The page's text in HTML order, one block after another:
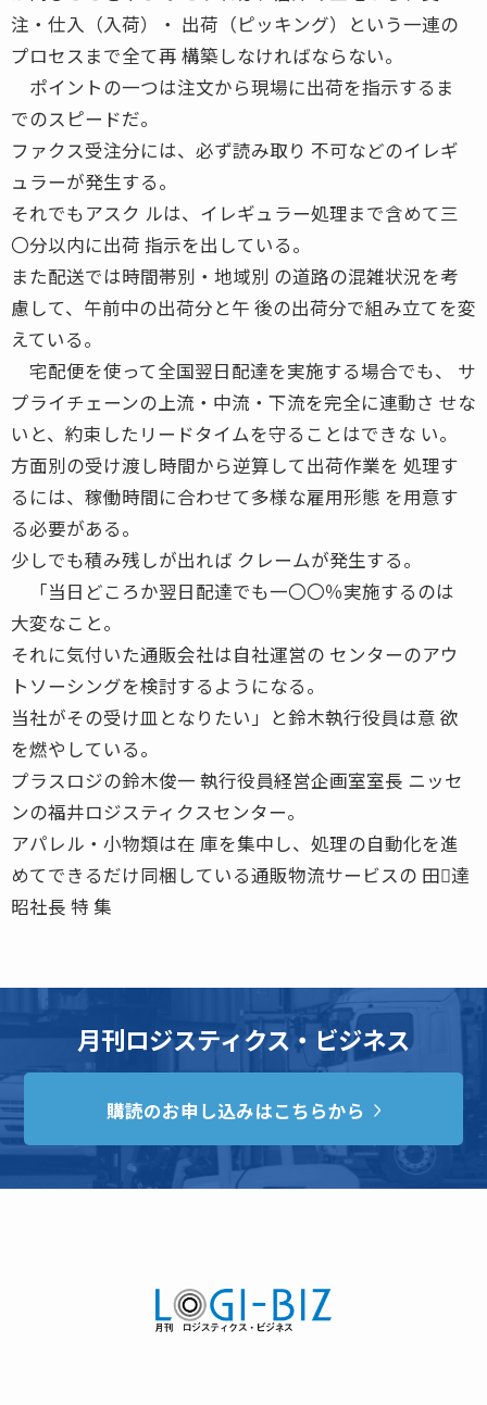
注・仕入（入荷）・ 出荷（ピッキング）という一連の
プロセスまで全て再 構築しなければならない。
ポイントの一つは注文から現場に出荷を指示するま
でのスピードだ。
ファクス受注分には、必ず読み取り 不可などのイレギ
ュラーが発生する。
それでもアスク ルは、イレギュラー処理まで含めて三
〇分以内に出荷 指示を出している。
また配送では時間帯別・地域別 の道路の混雑状況を考
慮して、午前中の出荷分と午 後の出荷分で組み立てを変
えている。
宅配便を使って全国翌日配達を実施する場合でも、 サ
プライチェーンの上流・中流・下流を完全に連動さ せな
いと、約束したリードタイムを守ることはできな い。
方面別の受け渡し時間から逆算して出荷作業を 処理す
るには、稼働時間に合わせて多様な雇用形態 を用意す
る必要がある。
少しでも積み残しが出れば クレームが発生する。
「当日どころか翌日配達でも一〇〇％実施するのは
大変なこと。
それに気付いた通販会社は自社運営の センターのアウ
トソーシングを検討するようになる。
当社がその受け皿となりたい」と鈴木執行役員は意 欲
を燃やしている。
プラスロジの鈴木俊一 執行役員経営企画室室長 ニッセ
ンの福井ロジスティクスセンター。
アパレル・小物類は在 庫を集中し、処理の自動化を進
めてできるだけ同梱している通販物流サービスの 田達
昭社長 特 集
月刊ロジスティクス・ビジネス
購読のお申し込みはこちらから